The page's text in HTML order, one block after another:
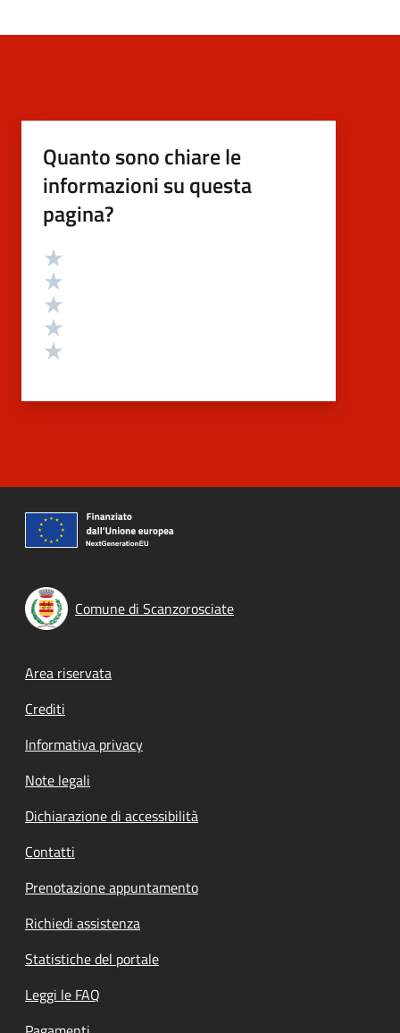
Quanto sono chiare le
informazioni su questa
pagina?
Valutazione
Comune di Scanzorosciate
Footer menu
Area riservata
Crediti
Informativa privacy
Note legali
Dichiarazione di accessibilità
Contatti
Prenotazione appuntamento
Richiedi assistenza
Statistiche del portale
Leggi le FAQ